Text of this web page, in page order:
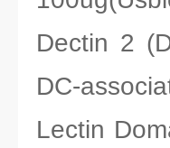
Dectin 2
DC-
Lectin